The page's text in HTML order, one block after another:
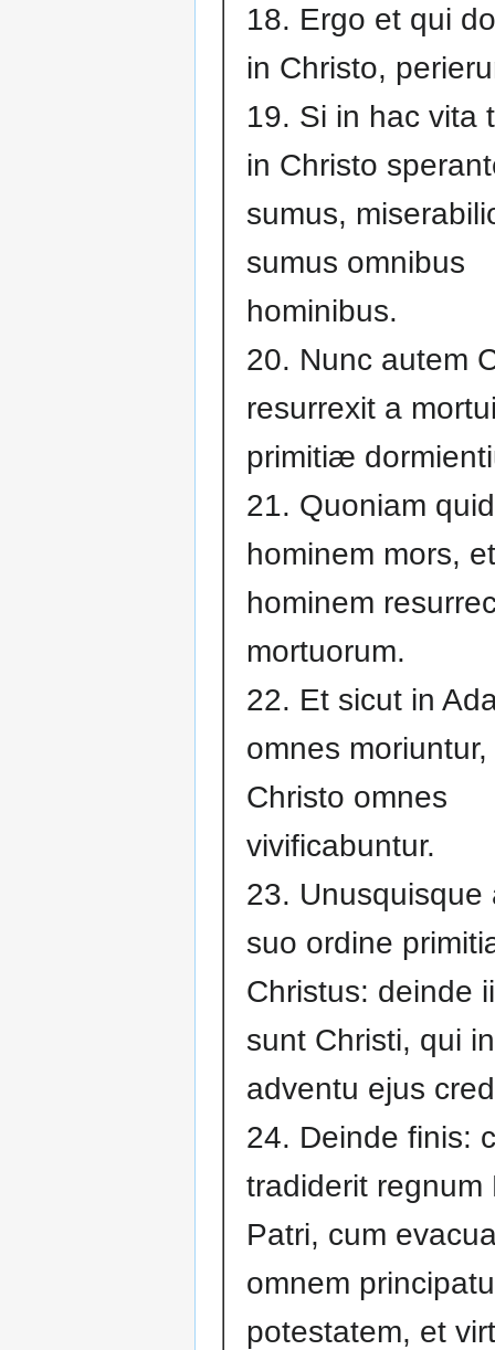
18. Ergo et qui
in Christo,
19. Si in hac vita
in Christo
sumus,
sumus omnibus
hominibus.
20. Nunc autem
resurrexit a
primitiæ
21. Quoniam
hominem mors,
hominem
mortuorum.
22. Et sicut in
omnes
Christo omnes
vivificabuntur.
23. Unusquisque
suo ordine
Christus: deinde
sunt Christi, qui in
adventu ejus
24. Deinde finis:
tradiderit regnum
Patri, cum
omnem
potestatem, et